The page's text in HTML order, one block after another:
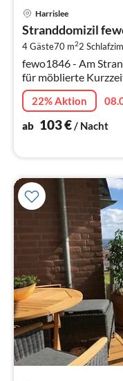
Harrislee
Stranddomizil
4 Gäste70 m22
fewo1846 - Am
für möblierte
22% Aktion
ab 103€ / Nacht